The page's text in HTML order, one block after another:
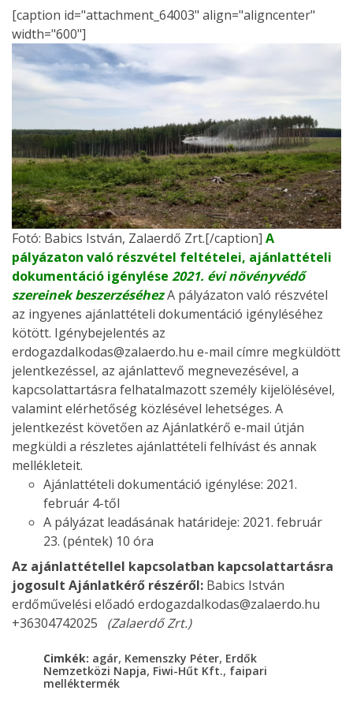
[caption id="attachment_64003" align="aligncenter"
width="600"]
Fotó: Babics István, Zalaerdő Zrt.[/caption] A
pályázaton való részvétel feltételei, ajánlattételi
dokumentáció igénylése 2021. évi növényvédő
szereinek beszerzéséhezA pályázaton való részvétel
az ingyenes ajánlattételi dokumentáció igényléséhez
kötött. Igénybejelentés az
erdogazdalkodas@zalaerdo.hu e-mail címre megküldött
jelentkezéssel, az ajánlattevő megnevezésével, a
kapcsolattartásra felhatalmazott személy kijelölésével,
valamint elérhetőség közlésével lehetséges. A
jelentkezést követően az Ajánlatkérő e-mail útján
megküldi a részletes ajánlattételi felhívást és annak
mellékleteit.
Ajánlattételi dokumentáció igénylése: 2021.
február 4-től
A pályázat leadásának határideje: 2021. február
23. (péntek) 10 óra
Az ajánlattétellel kapcsolatban kapcsolattartásra
jogosult Ajánlatkérő részéről: Babics István
erdőművelési előadó erdogazdalkodas@zalaerdo.hu
+36304742025 (Zalaerdő Zrt.)
Cimkék: agár, Kemenszky Péter, Erdők
Nemzetközi Napja, Fiwi-Hűt Kft., faipari
melléktermék